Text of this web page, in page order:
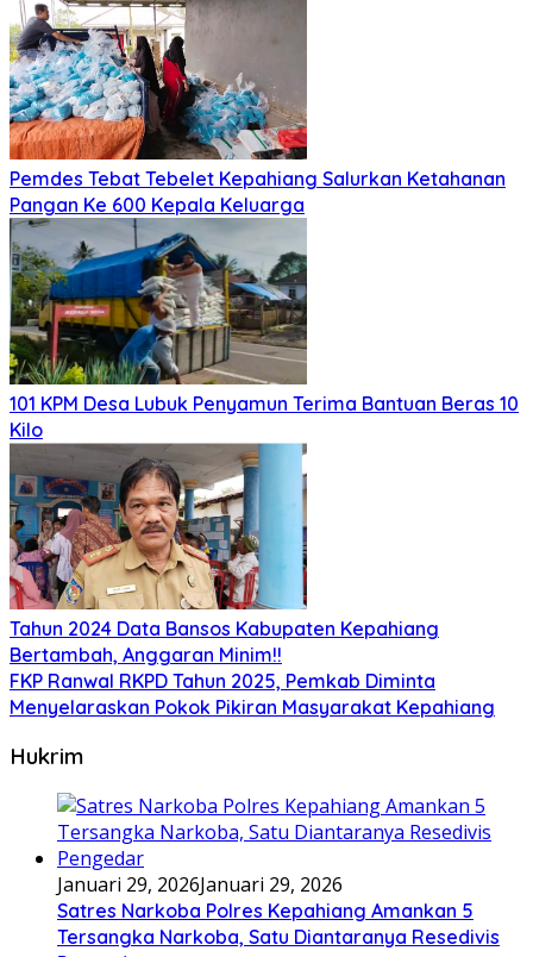
Pemdes Tebat Tebelet Kepahiang Salurkan Ketahanan
Pangan Ke 600 Kepala Keluarga
101 KPM Desa Lubuk Penyamun Terima Bantuan Beras 10
Kilo
Tahun 2024 Data Bansos Kabupaten Kepahiang
Bertambah, Anggaran Minim!!
FKP Ranwal RKPD Tahun 2025, Pemkab Diminta
Menyelaraskan Pokok Pikiran Masyarakat Kepahiang
Hukrim
Januari 29, 2026Januari 29, 2026
Satres Narkoba Polres Kepahiang Amankan 5
Tersangka Narkoba, Satu Diantaranya Resedivis